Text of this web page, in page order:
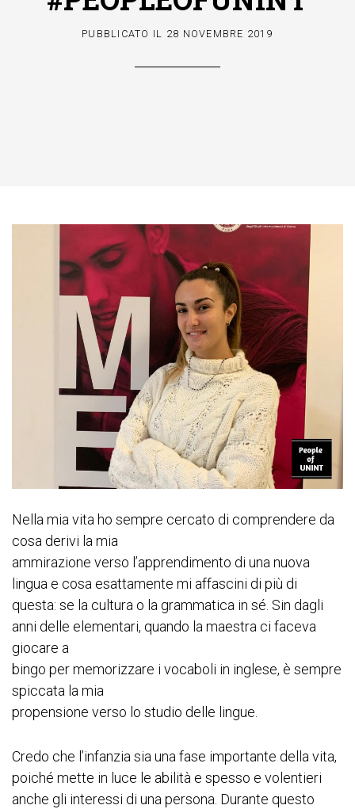
PUBBLICATO IL 28 NOVEMBRE 2019
Nella mia vita ho sempre cercato di comprendere da
cosa derivi la mia
ammirazione verso l’apprendimento di una nuova
lingua e cosa esattamente mi affascini di più di
questa: se la cultura o la grammatica in sé. Sin dagli
anni delle elementari, quando la maestra ci faceva
giocare a
bingo per memorizzare i vocaboli in inglese, è sempre
spiccata la mia
propensione verso lo studio delle lingue.
Credo che l’infanzia sia una fase importante della vita,
poiché mette in luce le abilità e spesso e volentieri
anche gli interessi di una persona. Durante questo